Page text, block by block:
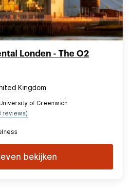
Londen - The O2
Kingdom
of Greenwich
reviews)
bekijken